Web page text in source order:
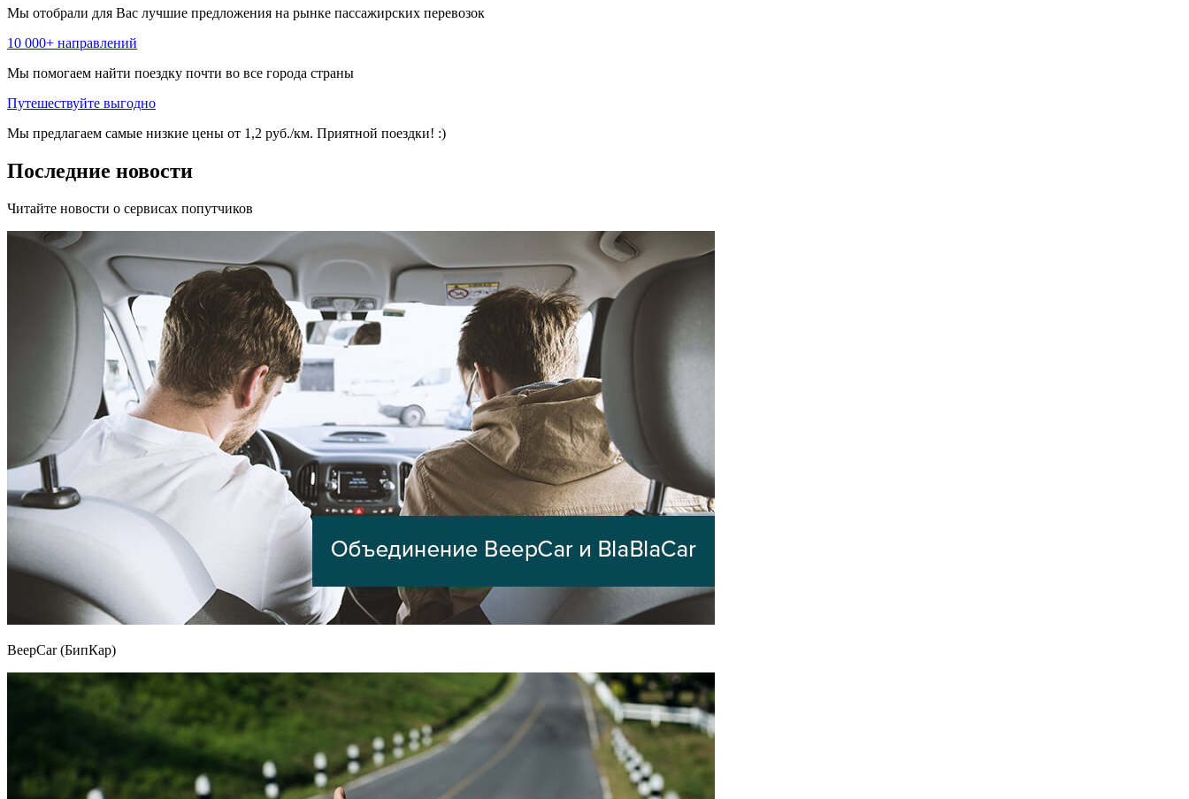
Мы отобрали для Вас лучшие предложения на рынке пассажирских перевозок
10 000+ направлений
Мы помогаем найти поездку почти во все города страны
Путешествуйте выгодно
Мы предлагаем самые низкие цены от 1,2 руб./км. Приятной поездки! :)
Последние новости
Читайте новости о сервисах попутчиков
BeepCar (БипКар)